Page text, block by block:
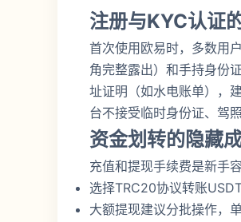
注册与KYC认证
首次使用欧易时，多数用
角完整露出）和手持身份
址证明（如水电账单），
台不接受临时身份证、驾
资金划转的隐藏
充值和提现手续费是新手
选择TRC20协议转账
大额提现建议分批操作，